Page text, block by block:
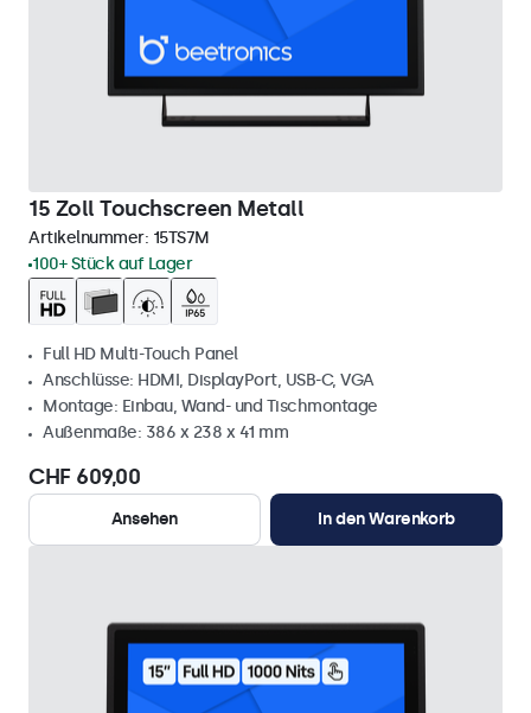
15 Zoll Touchscreen Metall
Artikelnummer: 15TS7M
100+ Stück auf Lager
Full HD Multi-Touch Panel
Anschlüsse: HDMI, DisplayPort, USB-C, VGA
Montage: Einbau, Wand- und Tischmontage
Außenmaße: 386 x 238 x 41 mm
CHF 609,00
Ansehen In den Warenkorb